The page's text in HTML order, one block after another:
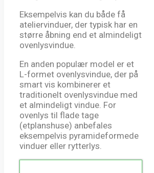
Eksempelvis kan du både få
ateliervinduer, der typisk har en
større åbning end et almindeligt
ovenlysvindue.
En anden populær model er et
L-formet ovenlysvindue, der på
smart vis kombinerer et
traditionelt ovenlysvindue med
et almindeligt vindue. For
ovenlys til flade tage
(etplanshuse) anbefales
eksempelvis pyramideformede
vinduer eller rytterlys.